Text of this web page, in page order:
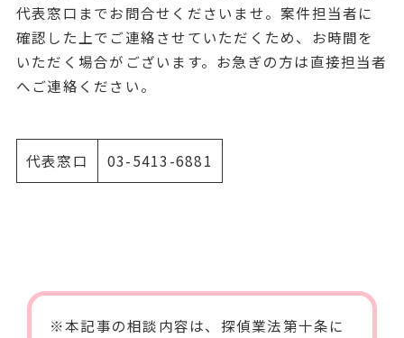
代表窓口までお問合せくださいませ。案件担当者に
確認した上でご連絡させていただくため、お時間を
いただく場合がございます。お急ぎの方は直接担当者
へご連絡ください。
代表窓口 03-5413-6881
※本記事の相談内容は、 探偵業法第十条に